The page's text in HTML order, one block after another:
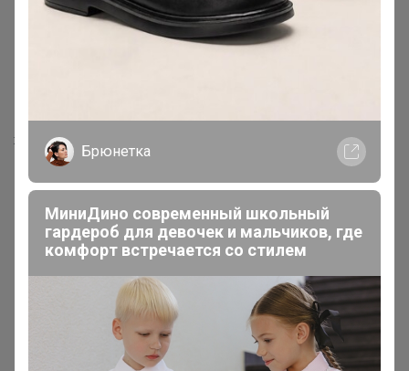
Бра-топ из смесового
хлопка AIRism в рубчик
560р
Брюнетка
МиниДино современный школьный
гардероб для девочек и мальчиков, где
комфорт встречается со стилем